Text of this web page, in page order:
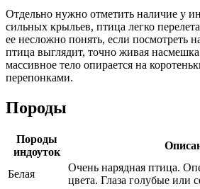
Отдельно нужно отметить наличие у
сильных крыльев, птица легко
ее несложно понять, если посмотреть
птица выглядит, точно живая
массивное тело опирается на
перепонками.
Породы
Породы
индоуток
Белая
Очень нарядная птица.
цвета. Глаза голубые или